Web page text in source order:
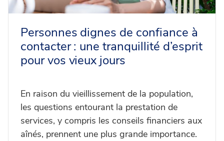
Personnes dignes de confiance à
contacter : une tranquillité d’esprit
pour vos vieux jours
En raison du vieillissement de la population,
les questions entourant la prestation de
services, y compris les conseils financiers aux
aînés, prennent une plus grande importance.